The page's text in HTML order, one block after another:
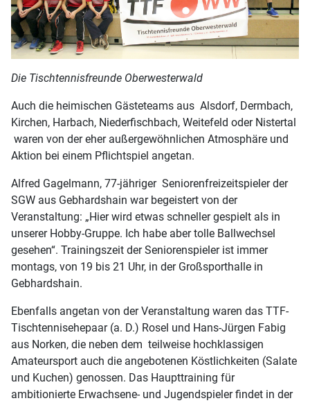
Die Tischtennisfreunde Oberwesterwald
Auch die heimischen Gästeteams aus Alsdorf, Dermbach,
Kirchen, Harbach, Niederfischbach, Weitefeld oder Nistertal
waren von der eher außergewöhnlichen Atmosphäre und
Aktion bei einem Pflichtspiel angetan.
Alfred Gagelmann, 77-jähriger Seniorenfreizeitspieler der
SGW aus Gebhardshain war begeistert von der
Veranstaltung: „Hier wird etwas schneller gespielt als in
unserer Hobby-Gruppe. Ich habe aber tolle Ballwechsel
gesehen“. Trainingszeit der Seniorenspieler ist immer
montags, von 19 bis 21 Uhr, in der Großsporthalle in
Gebhardshain.
Ebenfalls angetan von der Veranstaltung waren das TTF-
Tischtennisehepaar (a. D.) Rosel und Hans-Jürgen Fabig
aus Norken, die neben dem teilweise hochklassigen
Amateursport auch die angebotenen Köstlichkeiten (Salate
und Kuchen) genossen. Das Haupttraining für
ambitionierte Erwachsene- und Jugendspieler findet in der